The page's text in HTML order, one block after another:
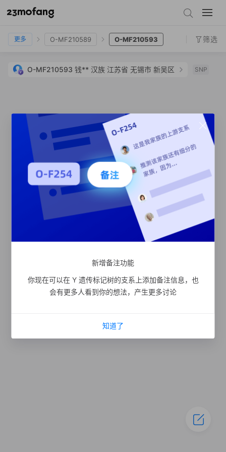
O-Z26258
O-Y171581 O-Y171386 O-Y171214
更多 O-MF210589 O-MF210593 筛选
O-MF210593 钱** 汉族 江苏省 无锡市 新吴区 SNP
新增备注功能
你现在可以在 Y 遗传标记树的支系上添加备注信息，也
会有更多人看到你的想法，产生更多讨论
知道了